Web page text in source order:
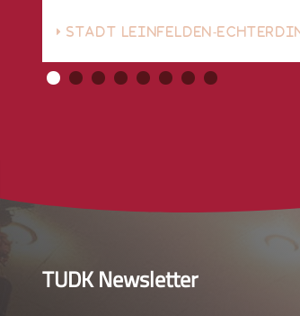
STADT LEINFELDEN-
TUDK Newsletter